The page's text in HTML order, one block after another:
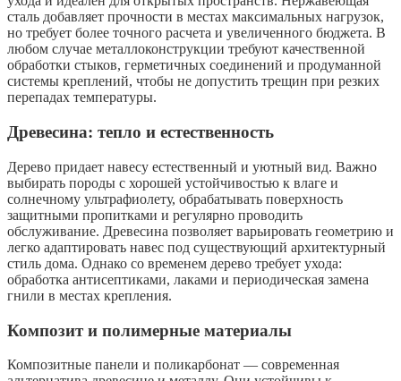
сталь добавляет прочности в местах максимальных нагрузок,
но требует более точного расчета и увеличенного бюджета. В
любом случае металлоконструкции требуют качественной
обработки стыков, герметичных соединений и продуманной
системы креплений, чтобы не допустить трещин при резких
перепадах температуры.
Древесина: тепло и естественность
Дерево придает навесу естественный и уютный вид. Важно
выбирать породы с хорошей устойчивостью к влаге и
солнечному ультрафиолету, обрабатывать поверхность
защитными пропитками и регулярно проводить
обслуживание. Древесина позволяет варьировать геометрию и
легко адаптировать навес под существующий архитектурный
стиль дома. Однако со временем дерево требует ухода:
обработка антисептиками, лаками и периодическая замена
гнили в местах крепления.
Композит и полимерные материалы
Композитные панели и поликарбонат — современная